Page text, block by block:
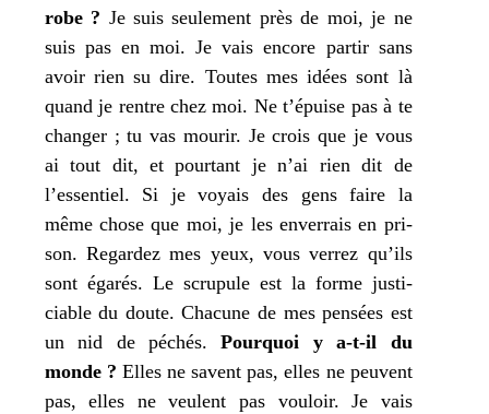
robe ? Jesuis seule­ment près de moi,je ne
suis pas en moi.Je vais encore par­tir sans
avoir rien su dire. Toutes mesidées sont là
quandje rentre chez moi. Ne t’épuise pas à te
chan­ger ;tu vas mou­rir. Jecrois que jevous
ai tout dit, et pour­tant jen’ai rien dit de
l’essentiel. Si jevoyais des gens faire la
même chose que moi,je les enver­rais en pri­
son. Regardezmes yeux, vous ver­rez qu’ils
sont éga­rés. Le scru­pule est la forme jus­ti­
ciable du doute. Chacune de mespen­sées est
un nid de péchés.Pourquoi y a‑t-il du
monde ? Elles ne savent pas, elles ne peuvent
pas, elles ne veulent pas vou­loir.Je vais